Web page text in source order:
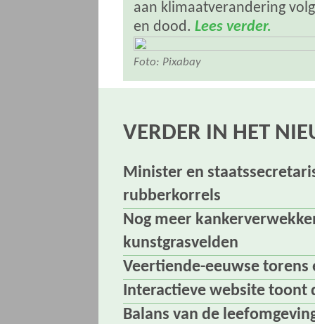
aan klimaatverandering
en dood. Lees verder.
Foto: Pixabay
VERDER IN HET
Minister en
rubberkorrels
Nog meer
kunstgrasvelden
Veertiende-eeuwse torens
Interactieve website toont
Balans van de